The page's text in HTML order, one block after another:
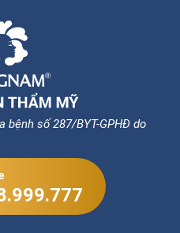
bệnh số 287/BYT-GPHĐ do